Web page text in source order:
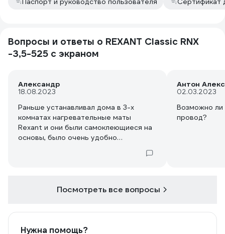
Вопросы и ответы о REXANT Classic RNX
-3,5-525 с экраном
Александр
18.08.2023
Раньше устанавливал дома в 3-х
комнатах нагревательные маты
Rexant и они были самоклеющиеся на
основы, было очень удобно
Антон
02.03.2023
Возможно ли
провод?
Посмотреть все вопросы
Нужна помощь?